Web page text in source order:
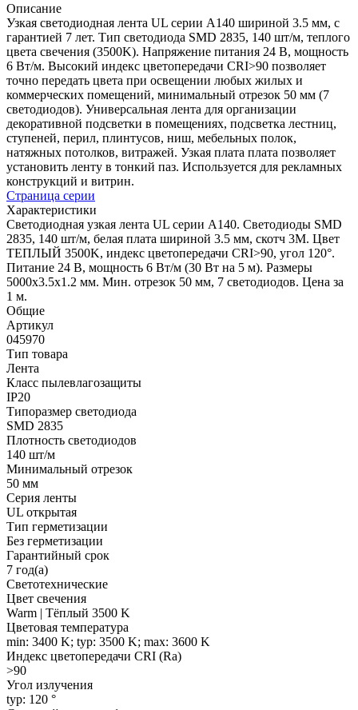
Описание
Узкая светодиодная лента UL серии A140 шириной 3.5 мм, с
гарантией 7 лет. Тип светодиода SMD 2835, 140 шт/м, теплого
цвета свечения (3500K). Напряжение питания 24 В, мощность
6 Вт/м. Высокий индекс цветопередачи CRI>90 позволяет
точно передать цвета при освещении любых жилых и
коммерческих помещений, минимальный отрезок 50 мм (7
светодиодов). Универсальная лента для организации
декоративной подсветки в помещениях, подсветка лестниц,
ступеней, перил, плинтусов, ниш, мебельных полок,
натяжных потолков, витражей. Узкая плата плата позволяет
установить ленту в тонкий паз. Используется для рекламных
конструкций и витрин.
Страница серии
Характеристики
Светодиодная узкая лента UL серии A140. Светодиоды SMD
2835, 140 шт/м, белая плата шириной 3.5 мм, скотч 3M. Цвет
ТЕПЛЫЙ 3500K, индекс цветопередачи CRI>90, угол 120°.
Питание 24 В, мощность 6 Вт/м (30 Вт на 5 м). Размеры
5000x3.5x1.2 мм. Мин. отрезок 50 мм, 7 светодиодов. Цена за
1 м.
Общие
Артикул
045970
Тип товара
Лента
Класс пылевлагозащиты
IP20
Типоразмер светодиода
SMD 2835
Плотность светодиодов
140 шт/м
Минимальный отрезок
50 мм
Серия ленты
UL открытая
Тип герметизации
Без герметизации
Гарантийный срок
7 год(а)
Светотехнические
Цвет свечения
Warm | Тёплый 3500 K
Цветовая температура
min: 3400 K; typ: 3500 K; max: 3600 K
Индекс цветопередачи CRI (Ra)
>90
Угол излучения
typ: 120 °